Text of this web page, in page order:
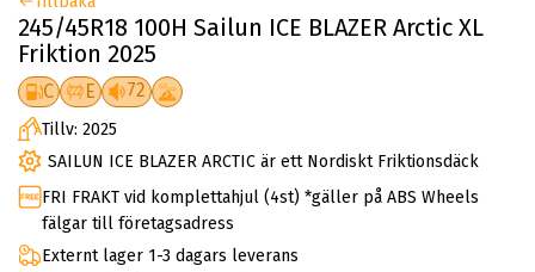
245/45R18 100H Sailun ICE BLAZER Arctic XL
Friktion 2025
C E 72
Tillv: 2025
SAILUN ICE BLAZER ARCTIC är ett Nordiskt Friktionsdäck
FRI FRAKT vid komplettahjul (4st) *gäller på ABS Wheels
fälgar till företagsadress
Externt lager 1-3 dagars leverans